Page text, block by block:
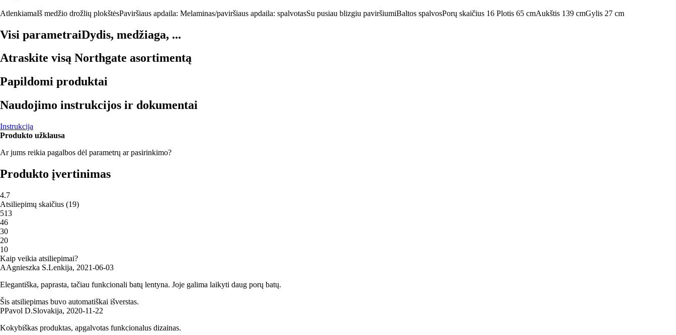
AtlenkiamaIš medžio drožlių plokštėsPaviršiaus apdaila: Melaminas/paviršiaus apdaila: spalvotasSu pusiau blizgiu paviršiumiBaltos spalvosPorų skaičius 16 Plotis 65 cmAukštis 139 cmGylis 27 cm
Visi parametraiDydis, medžiaga, ...
Atraskite visą Northgate asortimentą
Papildomi produktai
Naudojimo instrukcijos ir dokumentai
Instrukcija
Produkto užklausa
Ar jums reikia pagalbos dėl parametrų ar pasirinkimo?
Produkto įvertinimas
4.7
Atsiliepimų skaičius (19)
513
46
30
20
10
Kaip veikia atsiliepimai?
AAgnieszka S.Lenkija, 2021‑06‑03
Elegantiška, paprasta, tačiau funkcionali batų lentyna. Joje galima laikyti daug porų batų.
Šis atsiliepimas buvo automatiškai išverstas.
PPavol D.Slovakija, 2020‑11‑22
Kokybiškas produktas, apgalvotas funkcionalus dizainas.